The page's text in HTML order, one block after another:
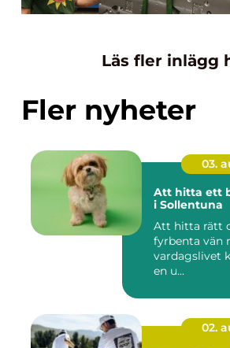
Läs fler inlägg
Fler nyheter
03.
Att hitta ett
i Sollentuna
Att hitta rätt
fyrbenta vän
vardagslivet
en u...
02.